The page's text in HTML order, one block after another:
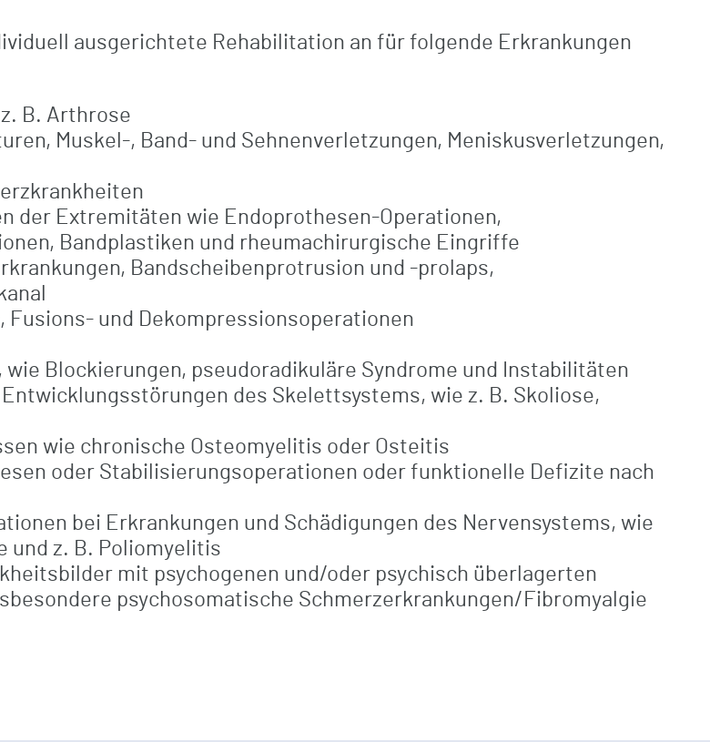
ausgerichtete Rehabilitation an für folgende Erkrankungen
B. Arthrose
Muskel-, Band- und Sehnenverletzungen, Meniskusverletzungen,
der Extremitäten wie Endoprothesen-Operationen,
Bandplastiken und rheumachirurgische Eingriffe
Bandscheibenprotrusion und -prolaps,
und Dekompressionsoperationen
Blockierungen, pseudoradikuläre Syndrome und Instabilitäten
des Skelettsystems, wie z. B. Skoliose,
wie chronische Osteomyelitis oder Osteitis
oder Stabilisierungsoperationen oder funktionelle Defizite nach
bei Erkrankungen und Schädigungen des Nervensystems, wie
und z. B. Poliomyelitis
mit psychogenen und/oder psychisch überlagerten
psychosomatische Schmerzerkrankungen/Fibromyalgie